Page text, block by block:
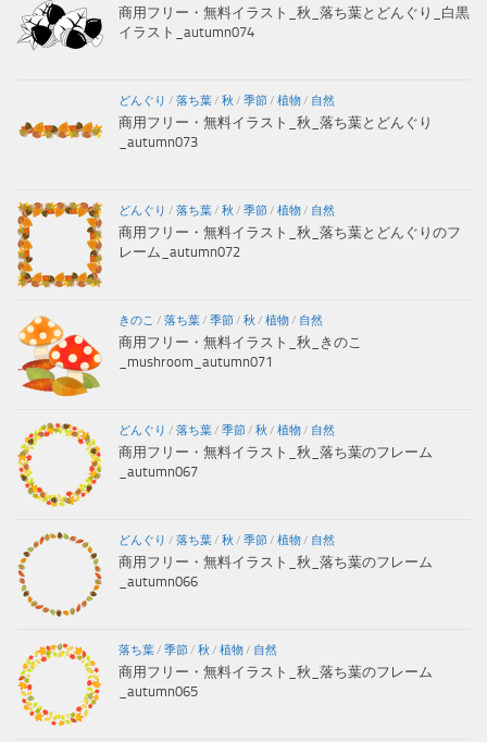
商用フリー・無料イラスト_秋_落ち葉とどんぐり_白黒
イラスト_autumn074
どんぐり / 落ち葉/ 秋 / 季節/ 植物/ 自然
商用フリー・無料イラスト_秋_落ち葉とどんぐり
_autumn073
どんぐり / 落ち葉/ 秋 / 季節/ 植物/ 自然
商用フリー・無料イラスト_秋_落ち葉とどんぐりのフ
レーム_autumn072
きのこ / 落ち葉/ 季節/ 秋 / 植物/ 自然
商用フリー・無料イラスト_秋_きのこ
_mushroom_autumn071
どんぐり / 落ち葉/ 季節/ 秋 / 植物/ 自然
商用フリー・無料イラスト_秋_落ち葉のフレーム
_autumn067
どんぐり / 落ち葉/ 秋 / 季節/ 植物/ 自然
商用フリー・無料イラスト_秋_落ち葉のフレーム
_autumn066
落ち葉/ 季節/ 秋 / 植物/ 自然
商用フリー・無料イラスト_秋_落ち葉のフレーム
_autumn065